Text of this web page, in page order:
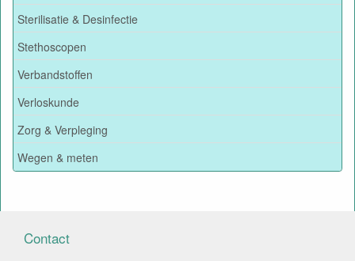
Sterilisatie & Desinfectie
Stethoscopen
Verbandstoffen
Verloskunde
Zorg & Verpleging
Wegen & meten
Contact